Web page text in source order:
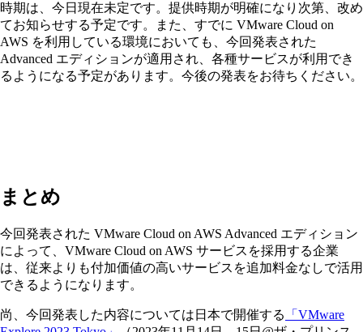
時期は、今日現在未定です。提供時期が明確になり次第、改め
てお知らせする予定です。また、すでに VMware Cloud on
AWS を利用している環境においても、今回発表された
Advanced エディションが適用され、各種サービスが利用でき
るようになる予定があります。今後の発表をお待ちください。
まとめ
今回発表された VMware Cloud on AWS Advanced エディション
によって、VMware Cloud on AWS サービスを採用する企業
は、従来よりも付加価値の高いサービスを追加料金なしで活用
できるようになります。
尚、今回発表した内容については日本で開催する
「VMware